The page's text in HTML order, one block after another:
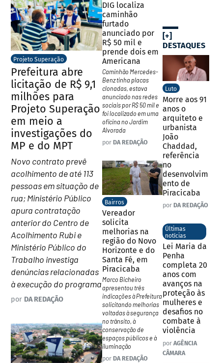
Projeto Superação
Prefeitura abre
licitação de R$ 9,1
milhões para
Projeto Superação
em meio a
investigações do
MP e do MPT
Novo contrato prevê
acolhimento de até 113
pessoas em situação de
rua; Ministério Público
apura contratação
anterior do Centro de
Acolhimento Rubi e
Ministério Público do
Trabalho investiga
denúncias relacionadas
à execução do programa
por DA REDAÇÃO
DIG localiza
caminhão
furtado
anunciado por
R$ 50 mil e
prende dois em
Americana
Caminhão Mercedes-
Benz tinha placas
clonadas, estava
anunciado nas redes
sociais por R$ 50 mil e
foi localizado em uma
oficina no Jardim
Alvorada
por DA REDAÇÃO
Bairros
Vereador
solicita
melhorias na
região do Novo
Horizonte e do
Santa Fé, em
Piracicaba
Marco Bicheiro
apresentou três
indicações à Prefeitura
solicitando melhorias
voltadas à segurança
no trânsito, à
conservação de
espaços públicos e à
iluminação
por DA REDAÇÃO
[+]
DESTAQUES
Luto
Morre aos 91
anos o
arquiteto e
urbanista
João
Chaddad,
referência
no
desenvolvim
ento de
Piracicaba
por DA REDAÇÃO
Últimas
notícias
Lei Maria da
Penha
completa 20
anos com
avanços na
proteção às
mulheres e
desafios no
combate à
violência
por AGÊNCIA
CÂMARA